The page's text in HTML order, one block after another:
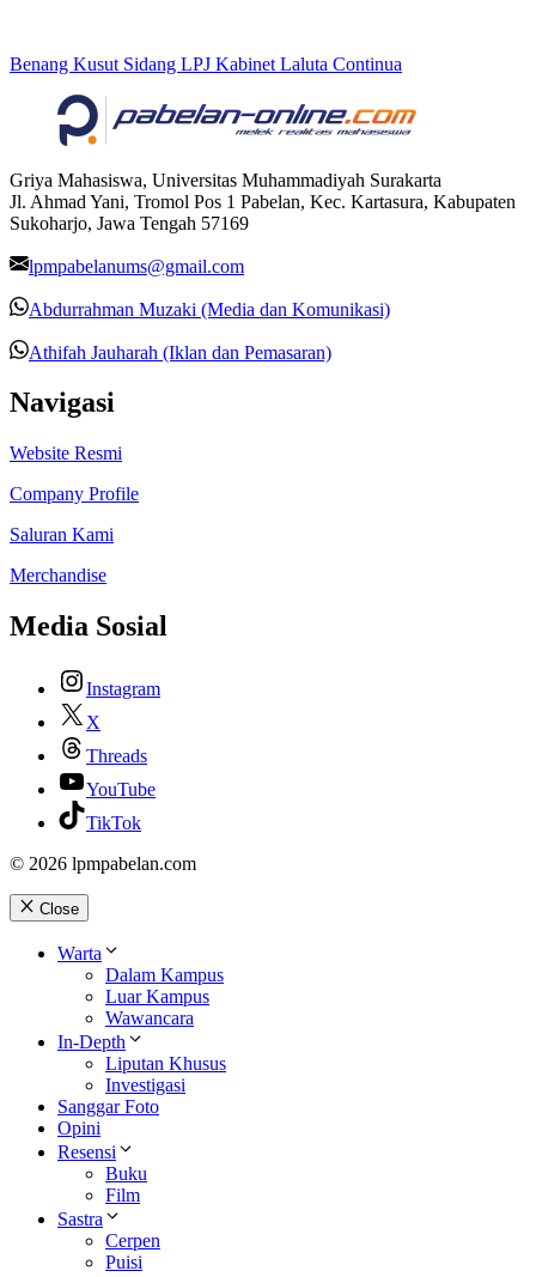
Benang Kusut Sidang LPJ Kabinet Laluta Continua
Griya Mahasiswa, Universitas Muhammadiyah Surakarta
Jl. Ahmad Yani, Tromol Pos 1 Pabelan, Kec. Kartasura, Kabupaten
Sukoharjo, Jawa Tengah 57169
lpmpabelanums@gmail.com
Abdurrahman Muzaki (Media dan Komunikasi)
Athifah Jauharah (Iklan dan Pemasaran)
Navigasi
Website Resmi
Company Profile
Saluran Kami
Merchandise
Media Sosial
Instagram
X
Threads
YouTube
TikTok
© 2026 lpmpabelan.com
Close
Warta
Dalam Kampus
Luar Kampus
Wawancara
In-Depth
Liputan Khusus
Investigasi
Sanggar Foto
Opini
Resensi
Buku
Film
Sastra
Cerpen
Puisi